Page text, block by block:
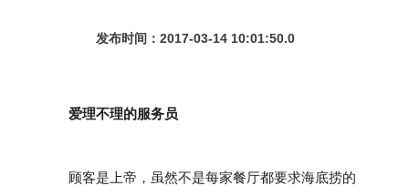
发布时间：2017-03-14 10:01:50.0
爱理不理的服务员
顾客是上帝，虽然不是每家餐厅都要求海底捞的